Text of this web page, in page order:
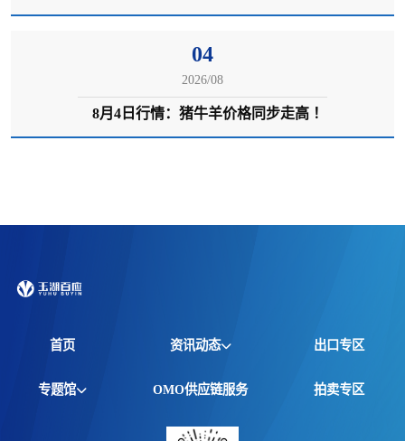
04
2026/08
8月4日行情：猪牛羊价格同步走高 ！
首页 资讯动态
全球资讯
出口专区
专题馆 OMO供应链服务 拍卖专区